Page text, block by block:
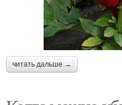
читать дальше →